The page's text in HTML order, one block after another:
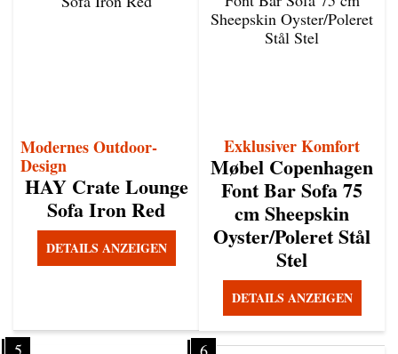
Modernes Outdoor-
Design
HAY Crate Lounge
Sofa Iron Red
DETAILS ANZEIGEN
Exklusiver Komfort
Møbel Copenhagen
Font Bar Sofa 75
cm Sheepskin
Oyster/Poleret Stål
Stel
DETAILS ANZEIGEN
5